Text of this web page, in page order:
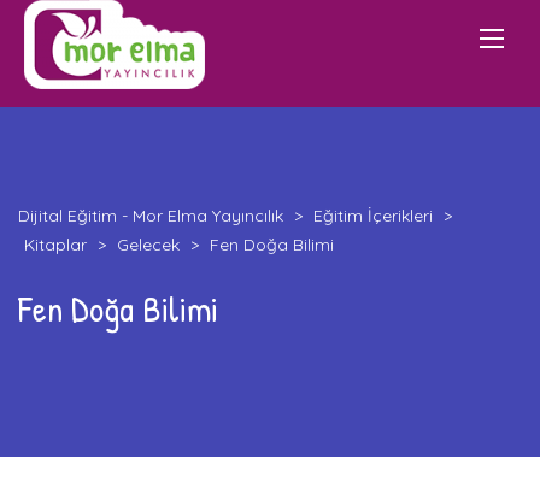
Dijital Eğitim - Mor Elma Yayıncılık > Eğitim İçerikleri
>
Kitaplar > Gelecek > Fen Doğa Bilimi
Fen Doğa Bilimi